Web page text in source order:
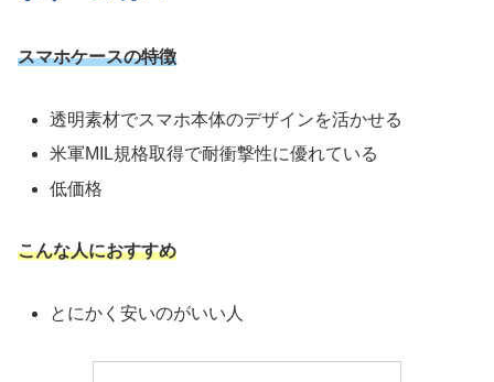
スマホケースの特徴
透明素材でスマホ本体のデザインを活かせる
米軍MIL規格取得で耐衝撃性に優れている
低価格
こんな人におすすめ
とにかく安いのがいい人